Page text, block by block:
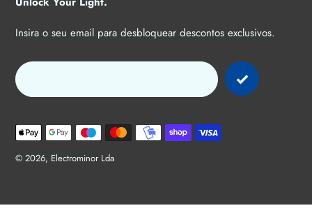
Insira o seu email para desbloquear descontos exclusivos.
© 2026, Electrominor Lda
Métodos
de
pagamento